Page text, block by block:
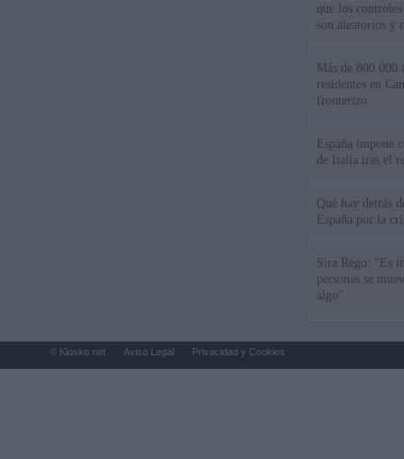
que los
son aleatorios y
Más de 800.000
residentes en
fronterizo
España impone
de Italia tras el
Qué hay detrás
España por la
Sira Rego: "Es
personas se
algo"
© Kiosko.net Aviso Legal Privacidad y Cookies